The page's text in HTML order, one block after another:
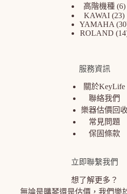
高階機種 6
KAWAI 23
YAMAHA 30
ROLAND
14
服務資訊
關於KeyLife
聯絡我們
樂器估價回
常見問題
保固條款
立即聯繫我們
想了解更多？
無論是購琴還是估價，我們樂